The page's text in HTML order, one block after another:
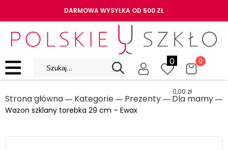
DARMOWA WYSYŁKA OD 500 ZŁ
0 0
0,00 zł
Strona główna ― Kategorie ― Prezenty ― Dla mamy ―
Wazon szklany torebka 29 cm – Ewax